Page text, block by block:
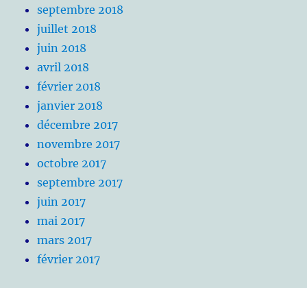
septembre 2018
juillet 2018
juin 2018
avril 2018
février 2018
janvier 2018
décembre 2017
novembre 2017
octobre 2017
septembre 2017
juin 2017
mai 2017
mars 2017
février 2017